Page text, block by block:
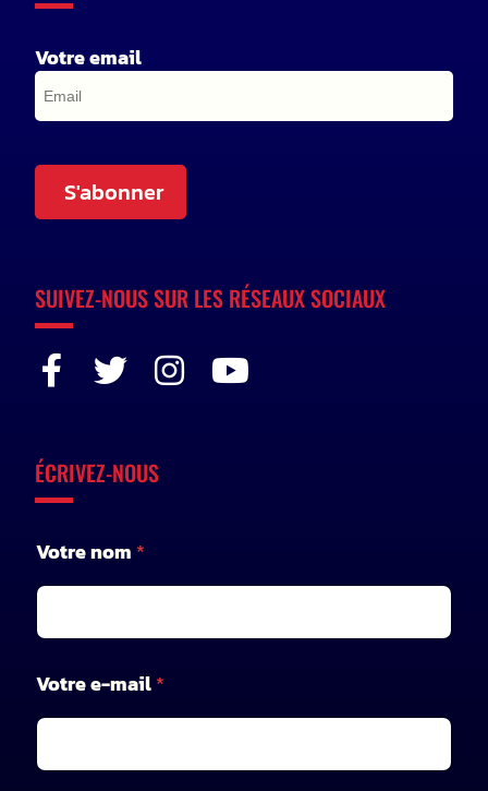
Votre email
S'abonner
SUIVEZ-NOUS SUR LES RÉSEAUX SOCIAUX
ÉCRIVEZ-NOUS
Votre nom *
Votre e-mail*